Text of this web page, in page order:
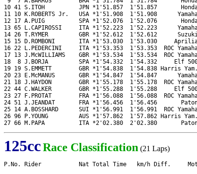
10 41 S.ITOH          JPN *1'51.857  1'51.857       Honda
11 10 K.ROBERTS Jr.   USA *1'51.908  1'51.908
12 17 A.PUIG          SPA *1'52.076  1'52.076       Honda
13 65 L.CAPIROSSI     ITA *1'52.223  1'52.223      Yamaha
14 26 T.RYMER         GBR *1'52.612  1'52.612
15 15 D.ROMBONI       ITA *1'53.030  1'53.030
16 22 L.PEDERCINI     ITA *1'53.353  1'53.353  ROC
17 13 J.McWILLIAMS    GBR *1'53.534  1'53.534  ROC Yamaha
18  8 J.BORJA         SPA *1'54.332  1'54.332     Elf
19 19 S.EMMETT        GBR *1'54.838  1'54.838 Harris
20 23 E.McMANUS       GBR *1'54.847  1'54.847
21 18 J.HAYDON        GBR *1'55.178  1'55.178  ROC
22 44 C.WALKER        GBR *1'55.288  1'55.288     Elf
23 27 F.PROTAT        FRA *1'56.088  1'56.088  ROC
24 51 J.JEANDAT       FRA *1'56.456  1'56.456       Paton
25 14 A.BOSSHARD      SUI *1'56.991  1'56.991  ROC
26 96 P.YOUNG         AUS *1'57.862  1'57.862 Harris Yam.
27 66 M.PAPA          ITA *2'02.380  2'02.380       Paton
125ccRace Classification (21 Laps)
P.No. Rider           Nat Total Time   km/h Diff.